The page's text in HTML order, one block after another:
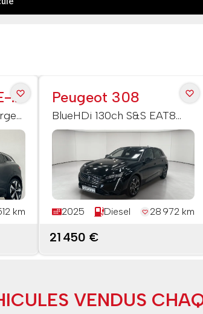
km
Peugeot 308
BlueHDi 130ch S&S EAT8
Allure
2025 Diesel 28 972 km
21 450 €
VENDUS